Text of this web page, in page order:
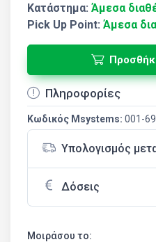
Κατάστημα: Άμεσα
Pick Up Point: Άμεσα
Πληροφορίες
Κωδικός Msystems: 001-
Υπολογισμός
Δόσεις
Μοιράσου το: